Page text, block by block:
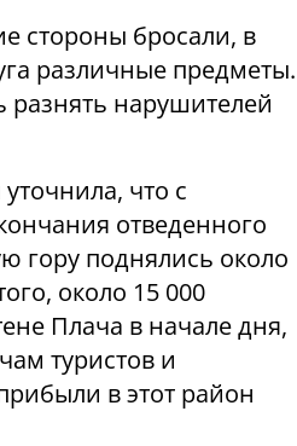
стороны бросали, в
различные предметы.
нарушителей
что с
отведенного
гору поднялись около
около 15 000
Плача в начале дня,
туристов и
в этот район